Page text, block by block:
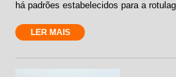
há padrões estabelecidos para a
LER MAIS